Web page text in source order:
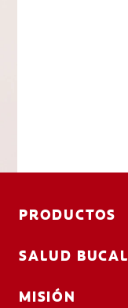
PRODUCTOS
SALUD BUCAL
MISIÓN